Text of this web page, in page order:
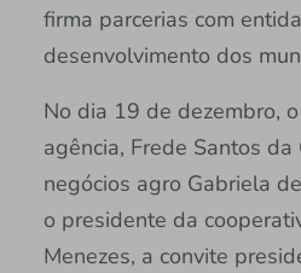
firma parcerias com
desenvolvimento dos
No dia 19 de dezembro,
agência, Frede Santos
negócios agro Gabriela
o presidente da
Menezes, a convite